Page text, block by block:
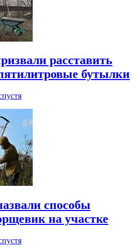
расставить
бутылки
способы
на участке